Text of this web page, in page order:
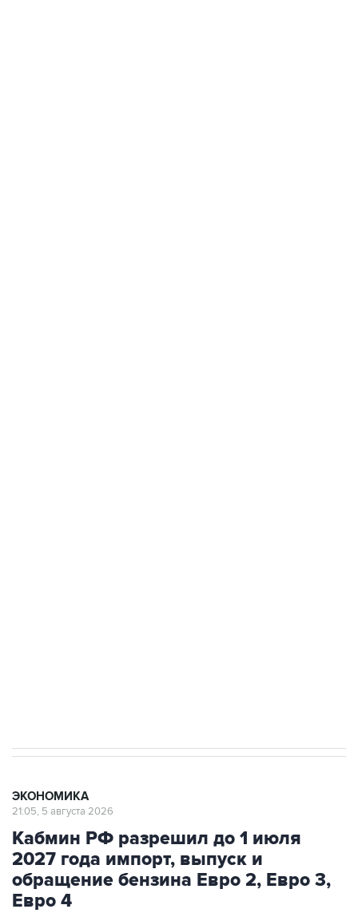
ЭКОНОМИКА
21:05, 5 августа 2026
Кабмин РФ разрешил до 1 июля
2027 года импорт, выпуск и
обращение бензина Евро 2, Евро 3,
Евро 4